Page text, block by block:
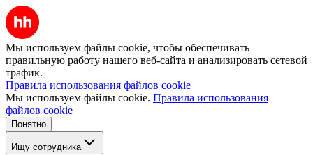
Мы используем файлы cookie, чтобы обеспечивать
правильную работу нашего веб-сайта и анализировать сетевой
трафик.
Правила использования файлов cookie
Мы используем файлы cookie. Правила использования
файлов cookie
Понятно
Ищу сотрудника